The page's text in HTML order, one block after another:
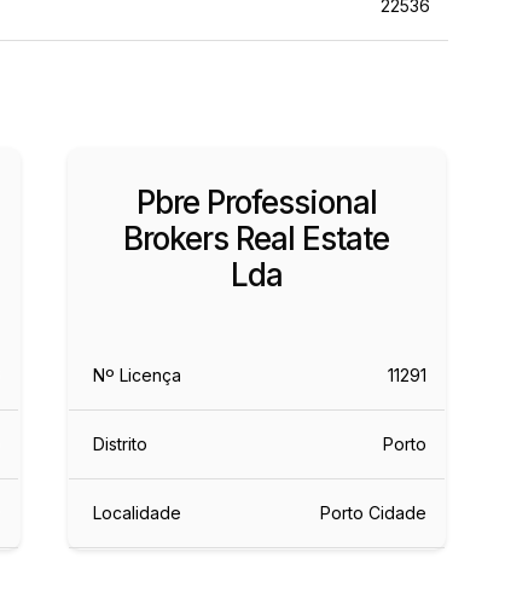
22536
Pbre Professional
Brokers Real Estate
Lda
Nº Licença 11291
Distrito Porto
Localidade Porto Cidade